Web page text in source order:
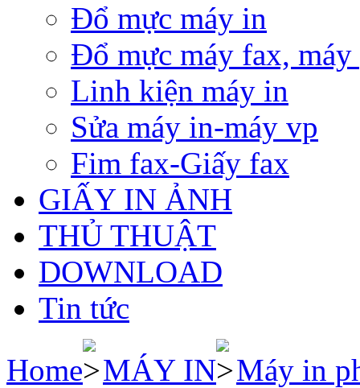
Đổ mực máy in
Đổ mực máy fax, máy
Linh kiện máy in
Sửa máy in-máy vp
Fim fax-Giấy fax
GIẤY IN ẢNH
THỦ THUẬT
DOWNLOAD
Tin tức
Home
MÁY IN
Máy in